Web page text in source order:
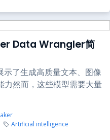
Data Wrangler简
了生成高质量文本、图像
力然而，这些模型需要大量
Artificial intelligence